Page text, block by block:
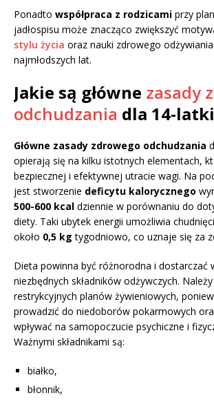
Ponadto współpraca z rodzicami przy
jadłospisu może znacząco zwiększyć
stylu życia oraz nauki zdrowego
najmłodszych lat.
Jakie są główne zasady
odchudzania dla 14-
Główne zasady zdrowego odchudzania
opierają się na kilku istotnych elementach,
bezpiecznej i efektywnej utracie wagi. Na
jest stworzenie deficytu kalorycznego
500-600 kcal dziennie w porównaniu do
diety. Taki ubytek energii umożliwia
około 0,5 kg tygodniowo, co uznaje się za
Dieta powinna być różnorodna i dostarczać
niezbędnych składników odżywczych.
restrykcyjnych planów żywieniowych,
prowadzić do niedoborów pokarmowych
wpływać na samopoczucie psychiczne i
Ważnymi składnikami są:
białko,
błonnik,